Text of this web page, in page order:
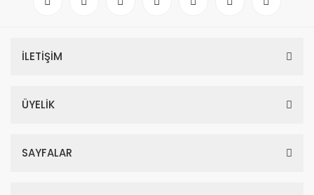
İLETİŞİM
ÜYELİK
SAYFALAR